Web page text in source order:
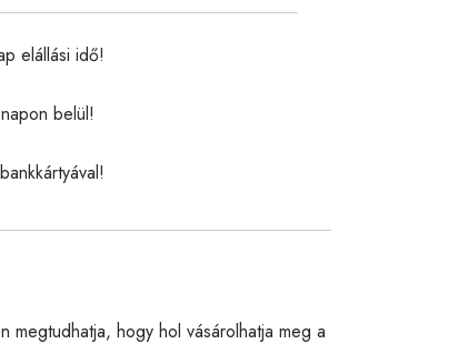
elállási idő!
belül!
megtudhatja, hogy hol vásárolhatja meg a